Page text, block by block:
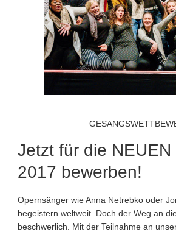
Jetzt für die NEUEN
2017 bewerben!
Opernsänger wie Anna Netrebko oder
begeistern weltweit. Doch der Weg an
beschwerlich. Mit der Teilnahme an